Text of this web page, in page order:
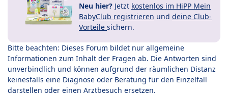
Neu hier? Jetzt kostenlos im HiPP Mein
BabyClub registrieren und deine Club-
Vorteile sichern.
Bitte beachten: Dieses Forum bildet nur allgemeine
Informationen zum Inhalt der Fragen ab. Die Antworten sind
unverbindlich und können aufgrund der räumlichen Distanz
keinesfalls eine Diagnose oder Beratung für den Einzelfall
darstellen oder einen Arztbesuch ersetzen.